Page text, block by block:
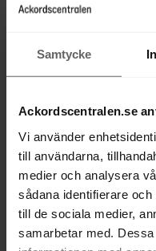
Samtycke
Ackordscentralen.se
Vi använder
till användarna,
medier och analysera
sådana identifierare
till de sociala medier,
samarbetar med.
Ur innehållet: Ansvar
aktiebolag – Hans
från ”byggande
eller trygg affär? |
skatterättsliga
digitaliseringsexpert